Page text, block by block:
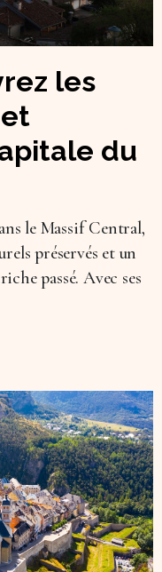
les
du
le Massif Central,
préservés et un
passé. Avec ses